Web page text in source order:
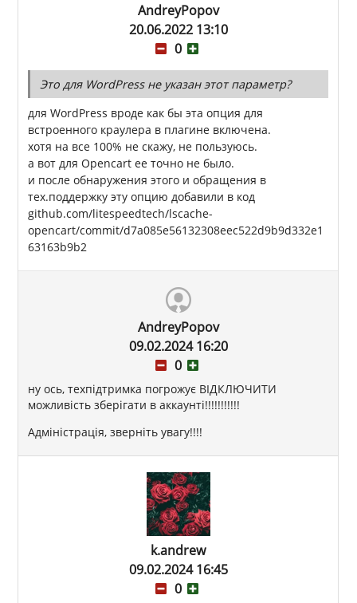
AndreyPopov
20.06.2022 13:10
0
Это для WordPress не указан этот параметр?
для WordPress вроде как бы эта опция для
встроенного краулера в плагине включена.
хотя на все 100% не скажу, не пользуюсь.
а вот для Opencart ее точно не было.
и после обнаружения этого и обращения в
тех.поддержку эту опцию добавили в код
github.com/litespeedtech/lscache-
opencart/commit/d7a085e56132308eec522d9b9d332e1
63163b9b2
AndreyPopov
09.02.2024 16:20
0
ну ось, техпідтримка погрожує ВІДКЛЮЧИТИ
можливість зберігати в аккаунті!!!!!!!!!!!
Адміністрація, зверніть увагу!!!!
k.andrew
09.02.2024 16:45
0